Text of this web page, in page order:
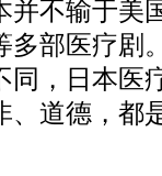
不输于美
多部医疗剧
同，日本医
、道德，都